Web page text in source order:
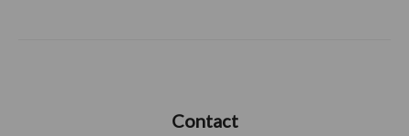
Contact